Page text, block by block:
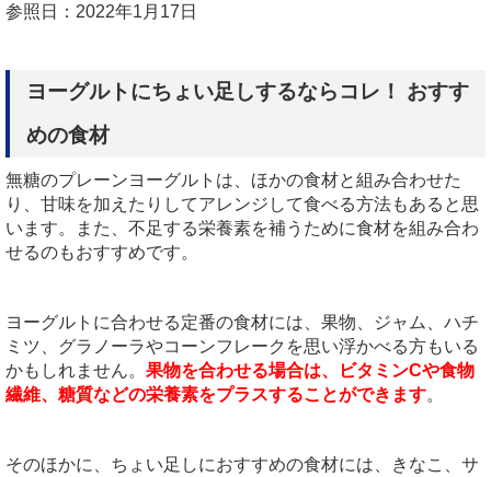
参照日：2022年1月17日
ヨーグルトにちょい足しするならコレ！ おすす
めの食材
無糖のプレーンヨーグルトは、ほかの食材と組み合わせた
り、甘味を加えたりしてアレンジして食べる方法もあると思
います。また、不足する栄養素を補うために食材を組み合わ
せるのもおすすめです。
ヨーグルトに合わせる定番の食材には、果物、ジャム、ハチ
ミツ、グラノーラやコーンフレークを思い浮かべる方もいる
かもしれません。 果物を合わせる場合は、ビタミンCや食物
繊維、糖質などの栄養素をプラスすることができます。
そのほかに、ちょい足しにおすすめの食材には、きなこ、サ